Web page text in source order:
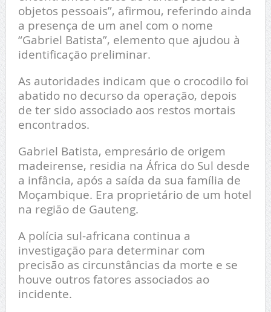
objetos pessoais”, afirmou, referindo ainda
a presença de um anel com o nome
“Gabriel Batista”, elemento que ajudou à
identificação preliminar.
As autoridades indicam que o crocodilo foi
abatido no decurso da operação, depois
de ter sido associado aos restos mortais
encontrados.
Gabriel Batista, empresário de origem
madeirense, residia na África do Sul desde
a infância, após a saída da sua família de
Moçambique. Era proprietário de um hotel
na região de Gauteng.
A polícia sul-africana continua a
investigação para determinar com
precisão as circunstâncias da morte e se
houve outros fatores associados ao
incidente.